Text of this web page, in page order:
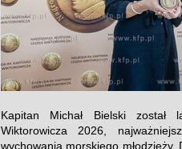
Kapitan Michał Bielski został
Wiktorowicza 2026,
wychowania morskiego młodzieży.